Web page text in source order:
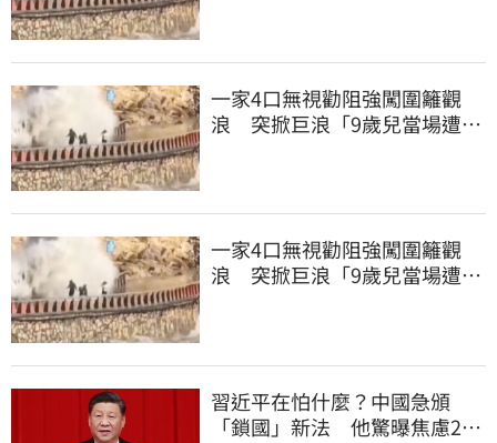
一家4口無視勸阻強闖圍籬觀
浪 突掀巨浪「9歲兒當場遭捲
一家4口無視勸阻強闖圍籬觀
浪 突掀巨浪「9歲兒當場遭捲
習近平在怕什麼？中國急頒
「鎖國」新法 他驚曝焦慮2